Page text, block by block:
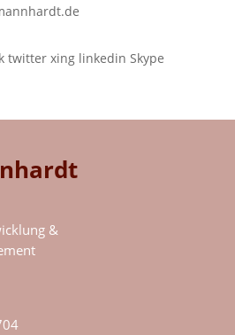
twitter xing linkedin Skype
&